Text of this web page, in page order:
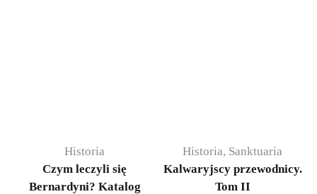
Historia
Czym leczyli się
Bernardyni? Katalog
Historia, Sanktuaria
Kalwaryjscy przewodnicy.
Tom II